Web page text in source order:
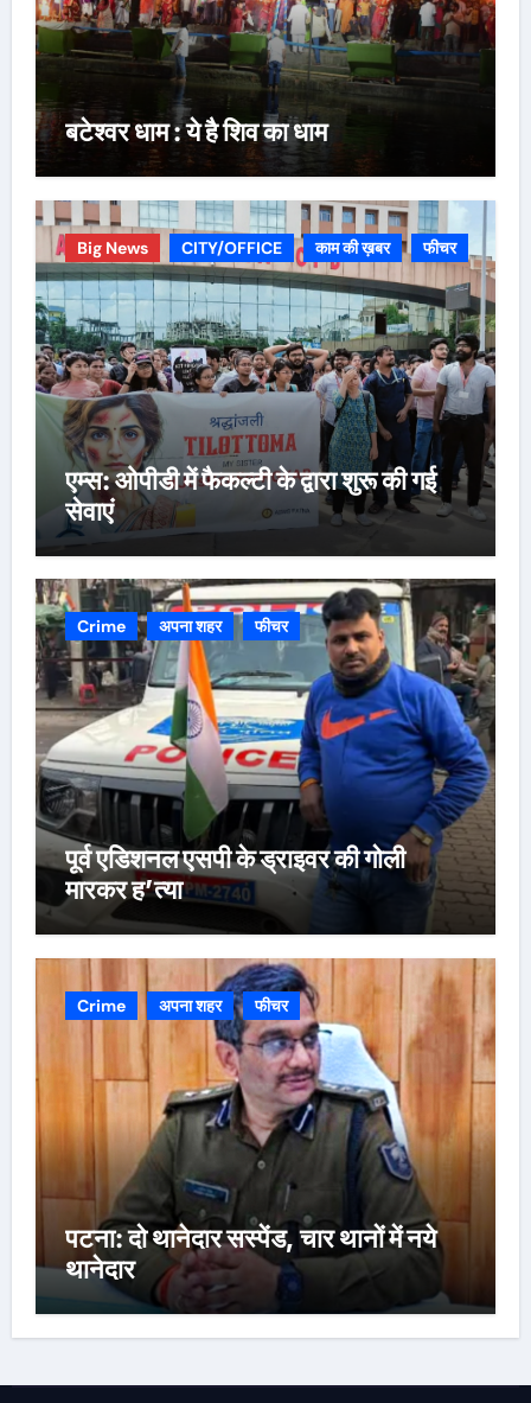
बटेश्वर धाम : ये है शिव का धाम
Big News CITY/OFFICE काम की ख़बर फीचर
एम्स: ओपीडी में फैकल्टी के द्वारा शुरू की गई
सेवाएं
Crime अपना शहर फीचर
पूर्व एडिशनल एसपी के ड्राइवर की गोली
मारकर ह’त्या
Crime अपना शहर फीचर
पटना: दो थानेदार सस्पेंड, चार थानों में नये
थानेदार